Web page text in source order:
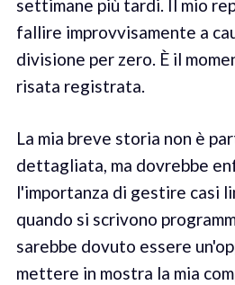
settimane più tardi. Il mio
fallire improvvisamente a
divisione per zero. È il
risata registrata.
La mia breve storia non è
dettagliata, ma dovrebbe
l'importanza di gestire casi
quando si scrivono
sarebbe dovuto essere
mettere in mostra la mia